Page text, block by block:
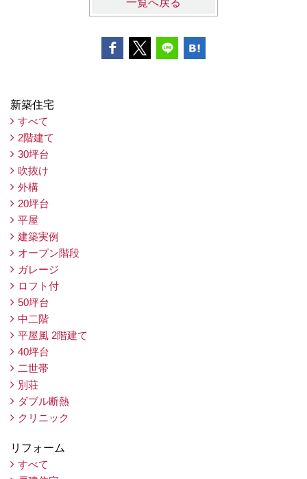
新築住宅
すべて
2階建て
30坪台
吹抜け
外構
20坪台
平屋
建築実例
オープン階段
ガレージ
ロフト付
50坪台
中二階
平屋風 2階建て
40坪台
二世帯
別荘
ダブル断熱
クリニック
リフォーム
すべて